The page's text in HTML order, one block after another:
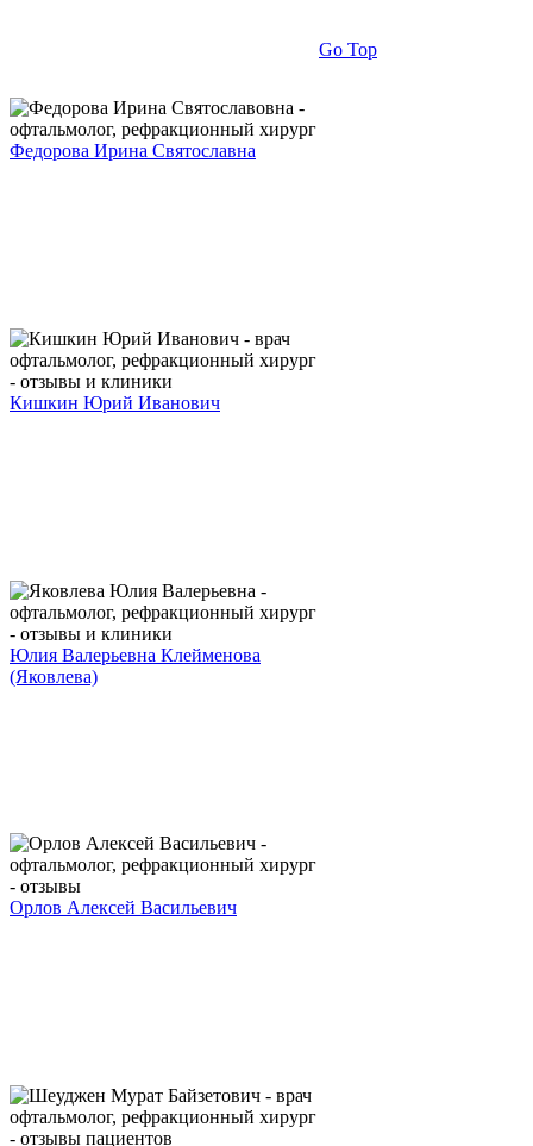
Федорова Ирина Святославна
Кишкин Юрий Иванович
Юлия Валерьевна Клейменова
(Яковлева)
Орлов Алексей Васильевич
Go Top